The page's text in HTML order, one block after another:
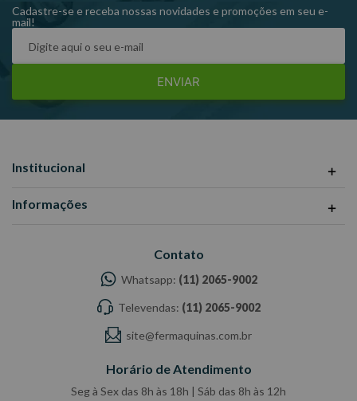
Cadastre-se e receba nossas novidades e promoções em seu e-
mail!
ENVIAR
Institucional
Informações
Contato
Whatsapp: (11) 2065-9002
Televendas: (11) 2065-9002
site@fermaquinas.com.br
Horário de Atendimento
Seg à Sex das 8h às 18h | Sáb das 8h às 12h